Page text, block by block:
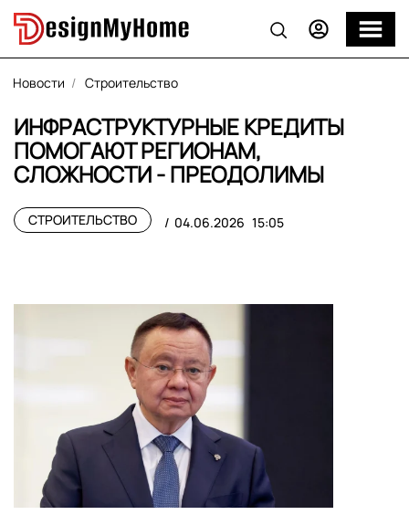
Новости Строительство
ИНФРАСТРУКТУРНЫЕ КРЕДИТЫ
ПОМОГАЮТ РЕГИОНАМ,
СЛОЖНОСТИ - ПРЕОДОЛИМЫ
СТРОИТЕЛЬСТВО 04.06.2026 15:05